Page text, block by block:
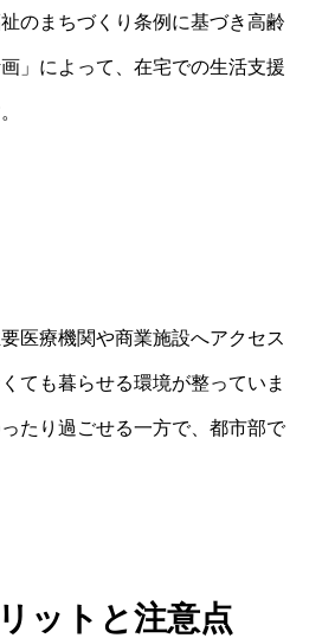
のまちづくり条例に基づき高齢
」によって、在宅での生活支援
医療機関や商業施設へアクセス
ても暮らせる環境が整っていま
たり過ごせる一方で、都市部で
ットと注意点